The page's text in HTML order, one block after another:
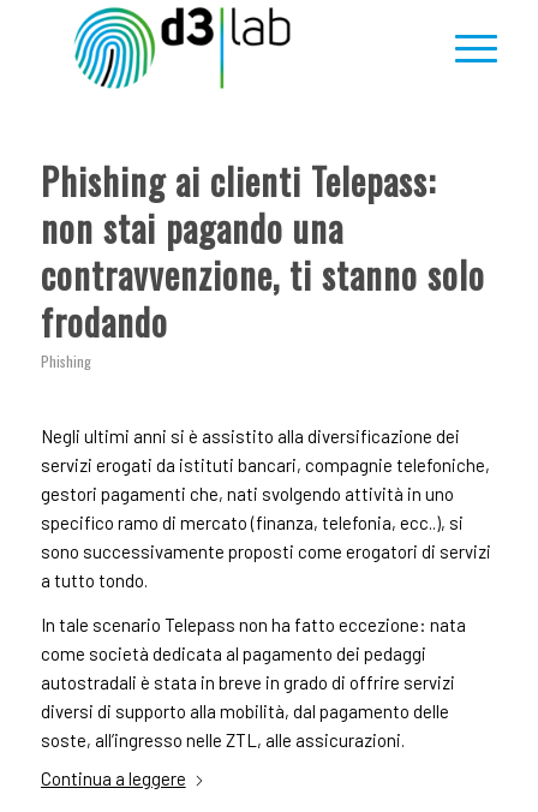
Phishing ai clienti Telepass:
non stai pagando una
contravvenzione, ti stanno solo
frodando
Phishing
Negli ultimi anni si è assistito alla diversificazione dei
servizi erogati da istituti bancari, compagnie telefoniche,
gestori pagamenti che, nati svolgendo attività in uno
specifico ramo di mercato (finanza, telefonia, ecc..), si
sono successivamente proposti come erogatori di servizi
a tutto tondo.
In tale scenario Telepass non ha fatto eccezione: nata
come società dedicata al pagamento dei pedaggi
autostradali è stata in breve in grado di offrire servizi
diversi di supporto alla mobilità, dal pagamento delle
soste, all’ingresso nelle ZTL, alle assicurazioni.
Continua a leggere